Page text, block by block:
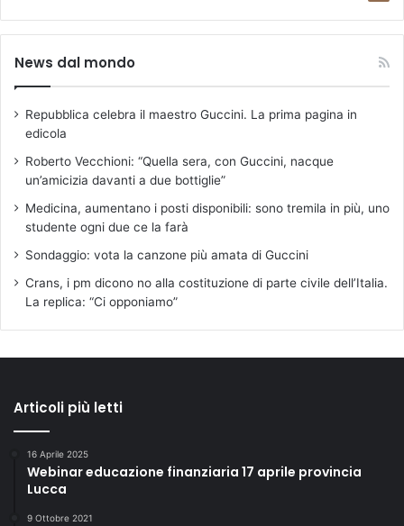
News dal mondo
Repubblica celebra il maestro Guccini. La prima pagina in
edicola
Roberto Vecchioni: “Quella sera, con Guccini, nacque
un’amicizia davanti a due bottiglie”
Medicina, aumentano i posti disponibili: sono tremila in più, uno
studente ogni due ce la farà
Sondaggio: vota la canzone più amata di Guccini
Crans, i pm dicono no alla costituzione di parte civile dell’Italia.
La replica: “Ci opponiamo”
Articoli più letti
16 Aprile 2025
Webinar educazione finanziaria 17 aprile provincia
Lucca
9 Ottobre 2021